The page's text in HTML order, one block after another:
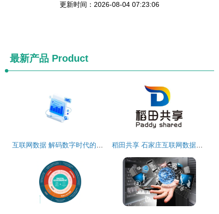
更新时间：2026-08-04 07:23:06
最新产品 Product
互联网数据 解码数字时代的服务革命 稻田共享 石家庄互联网数据服务的创新实践与展望